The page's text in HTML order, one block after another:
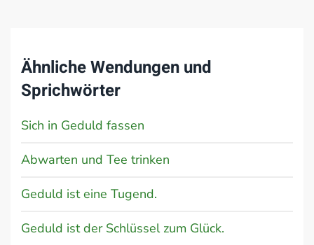
Ähnliche Wendungen und
Sprichwörter
Sich in Geduld fassen
Abwarten und Tee trinken
Geduld ist eine Tugend.
Geduld ist der Schlüssel zum Glück.